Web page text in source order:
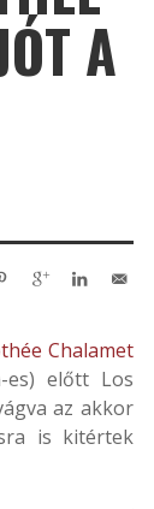
A
Chalamet
es) előtt Los
az akkor
is kitértek